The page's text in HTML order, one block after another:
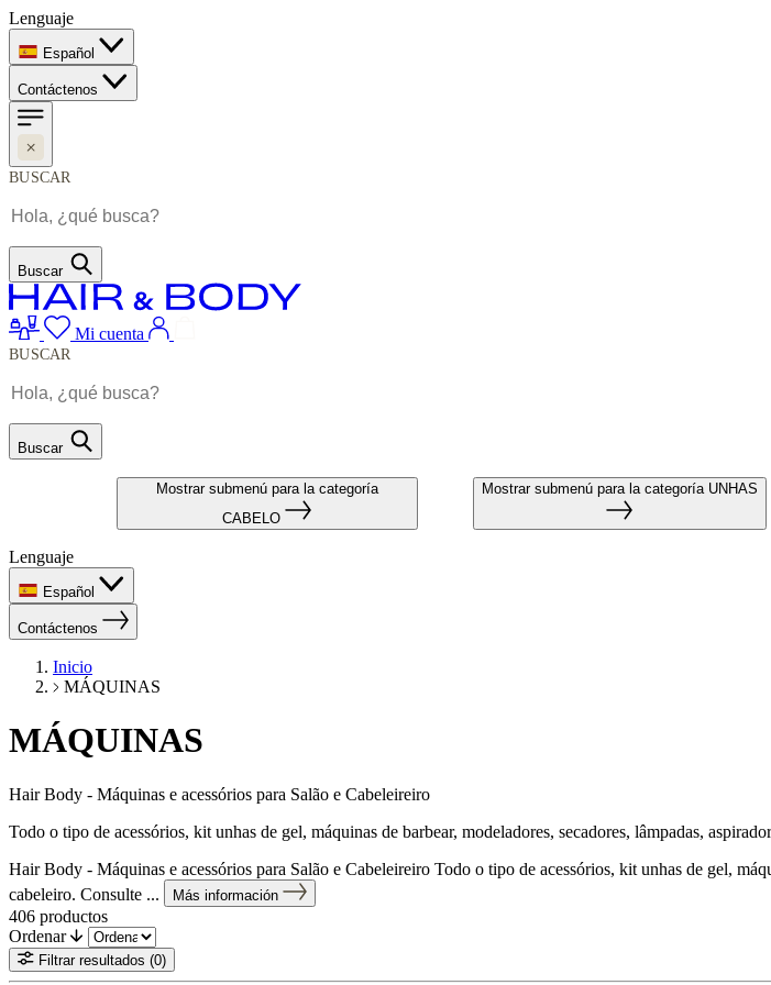
Lenguaje
Español
Contáctenos
BUSCAR
Buscar
Mi cuenta
BUSCAR
Buscar
Mostrar submenú para la categoría
CABELO
Mostrar submenú para la categoría UNHAS
Lenguaje
Español
Contáctenos
Inicio
MÁQUINAS
MÁQUINAS
Hair Body - Máquinas e acessórios para Salão e Cabeleireiro
Todo o tipo de acessórios, kit unhas de gel, máquinas de barbear, modeladores, secadores, lâmpadas,
Hair Body - Máquinas e acessórios para Salão e Cabeleireiro Todo o tipo de acessórios, kit unhas de gel,
cabeleiro. Consulte ...
Más información
406 productos
Ordenar
Filtrar resultados (0)